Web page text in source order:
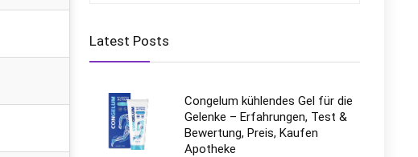
Latest Posts
Congelum kühlendes Gel für die
Gelenke – Erfahrungen, Test &
Bewertung, Preis, Kaufen
Apotheke